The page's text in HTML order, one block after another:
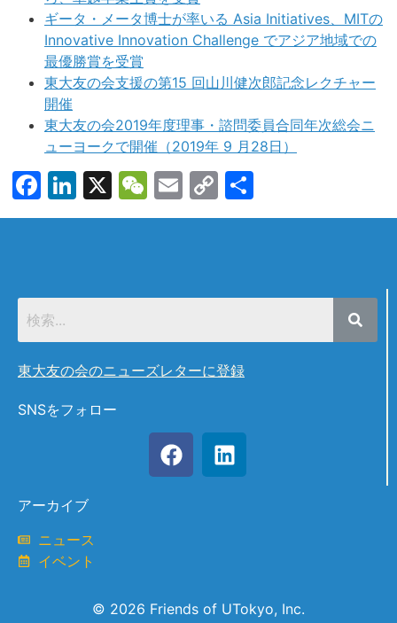
ギータ・メータ博士が率いる Asia Initiatives、MITの
Innovative Innovation Challenge でアジア地域での
最優勝賞を受賞
東大友の会支援の第15 回山川健次郎記念レクチャー
開催
東大友の会2019年度理事・諮問委員合同年次総会ニ
ューヨークで開催（2019年 9 月28日）
Facebook
LinkedIn
X WeChat
Email
Copy
Link
有
東大友の会のニューズレターに登録
SNSをフォロー
アーカイブ
ニュース
イベント
© 2026 Friends of UTokyo, Inc.